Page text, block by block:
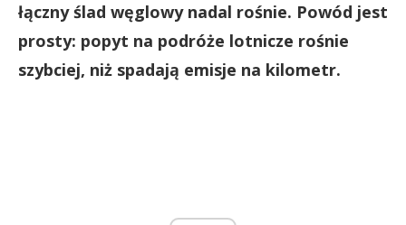
łączny ślad węglowy nadal rośnie. Powód jest
prosty: popyt na podróże lotnicze rośnie
szybciej, niż spadają emisje na kilometr.